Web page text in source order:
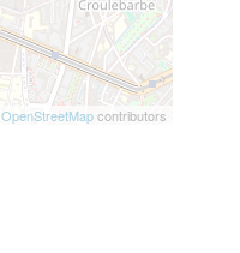
OpenStreetMapcontributors